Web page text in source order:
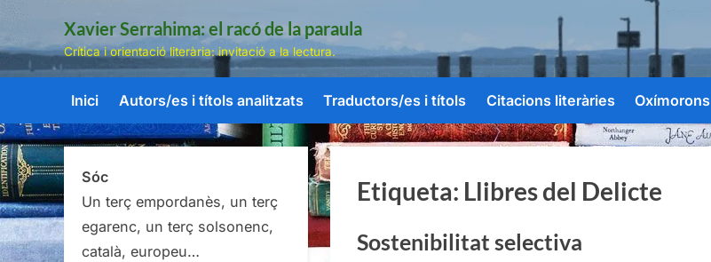
Skip
content
Xavier Serrahima: el racó de la paraula
Crítica i orientació literària: invitació a la lectura.
Inici Autors/es i títols analitzats Traductors/es i títols Citacions literàries Oxímorons
Etiqueta: Llibres del Delicte
Sostenibilitat selectiva
Sóc
Un terç empordanès, un terç
egarenc, un terç solsonenc,
català, europeu…